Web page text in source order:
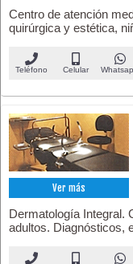
Centro de atención
quirúrgica y estética,
Teléfono Celular
Ver más
Dermatología Integral.
adultos. Diagnósticos,